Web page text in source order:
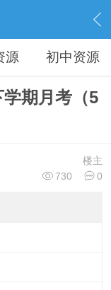
源 初中资源
期月考（5
楼主
730
0